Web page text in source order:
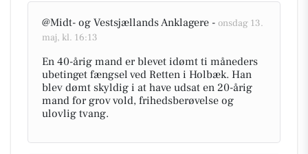
@Midt- og Vestsjællands Anklagere - onsdag 13.
maj, kl. 16:13
En 40-årig mand er blevet idømt ti måneders
ubetinget fængsel ved Retten i Holbæk. Han
blev dømt skyldig i at have udsat en 20-årig
mand for grov vold, frihedsberøvelse og
ulovlig tvang.